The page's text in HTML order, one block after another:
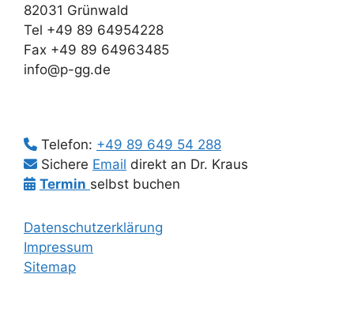
82031 Grünwald
Tel +49 89 64954228
Fax +49 89 64963485
info@p-gg.de
Telefon: +49 89 649 54 288
Sichere Email direkt an Dr. Kraus
Termin selbst buchen
Datenschutzerklärung
Impressum
Sitemap